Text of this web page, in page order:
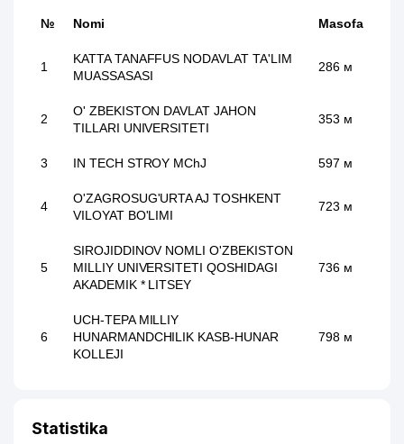
№ Nomi Masofa
1
KATTA TANAFFUS NODAVLAT TA'LIM
MUASSASASI
286 м
2
O' ZBEKISTON DAVLAT JAHON
TILLARI UNIVERSITETI
353 м
3 IN TECH STROY MChJ 597 м
4
O'ZAGROSUG'URTA AJ TOSHKENT
VILOYAT BO'LIMI
723 м
5
SIROJIDDINOV NOMLI O'ZBEKISTON
MILLIY UNIVERSITETI QOSHIDAGI
AKADEMIK * LITSEY
736 м
6
UCH-TEPA MILLIY
HUNARMANDCHILIK KASB-HUNAR
KOLLEJI
798 м
Statistika